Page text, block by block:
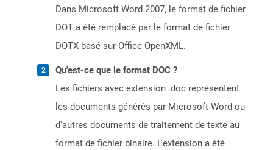
Dans Microsoft Word 2007, le format de fichier
DOT a été remplacé par le format de fichier
DOTX basé sur Office OpenXML.
Qu'est-ce que le format DOC ?
Les fichiers avec extension .doc représentent
les documents générés par Microsoft Word ou
d'autres documents de traitement de texte au
format de fichier binaire. L'extension a été